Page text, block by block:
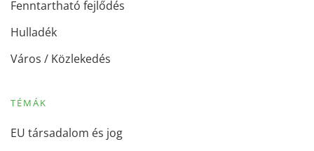
Fenntartható fejlődés
Hulladék
Város / Közlekedés
TÉMÁK
EU társadalom és jog